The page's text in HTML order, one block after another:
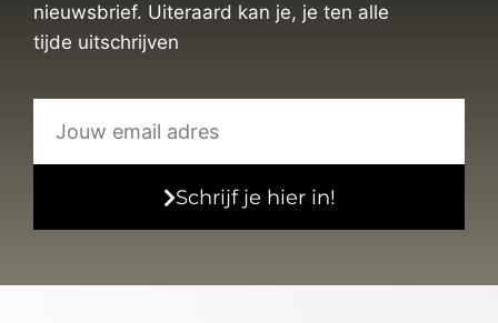
nieuwsbrief. Uiteraard kan je, je ten alle
tijde uitschrijven
Schrijf je hier in!